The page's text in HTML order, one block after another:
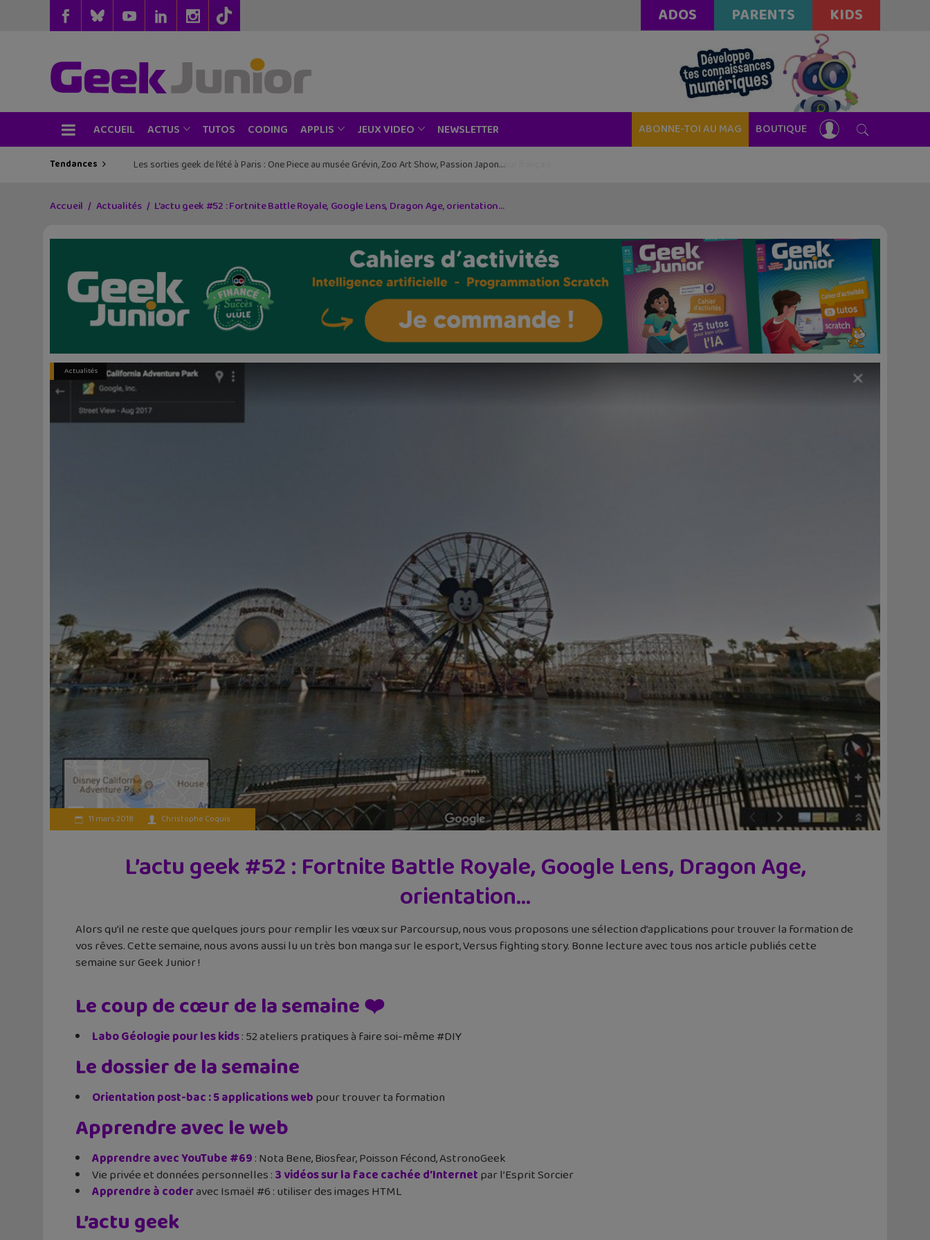
ADOS PARENTS KIDS
ACCUEIL ACTUS TUTOS CODING APPLIS JEUX VIDEO NEWSLETTER ABONNE-TOI AU MAG BOUTIQUE
Tendances Les sorties geek de l’été à Paris : One Piece au musée Grévin, Zoo Art Show, Passion Japon…
Accueil Actualités L’actu geek #52 : Fortnite Battle Royale, Google Lens, Dragon Age, orientation…
Actualités
11 mars 2018 Christophe Coquis
L’actu geek #52 : Fortnite Battle Royale, Google Lens, Dragon Age,
orientation…
Alors qu’il ne reste que quelques jours pour remplir les vœux sur Parcoursup, nous vous proposons une sélection d’applications pour trouver la formation de
vos rêves. Cette semaine, nous avons aussi lu un très bon manga sur le esport, Versus fighting story. Bonne lecture avec tous nos article publiés cette
semaine sur Geek Junior !
Le coup de cœur de la semaine ❤️
Labo Géologie pour les kids: 52 ateliers pratiques à faire soi-même #DIY
Le dossier de la semaine
Orientation post-bac : 5 applications webpour trouver ta formation
Apprendre avec le web
Apprendre avec YouTube #69: Nota Bene, Biosfear, Poisson Fécond, AstronoGeek
Vie privée et données personnelles :3 vidéos sur la face cachée d’Internetpar l’Esprit Sorcier
Apprendre à coderavec Ismaël #6 : utiliser des images HTML
L’actu geek